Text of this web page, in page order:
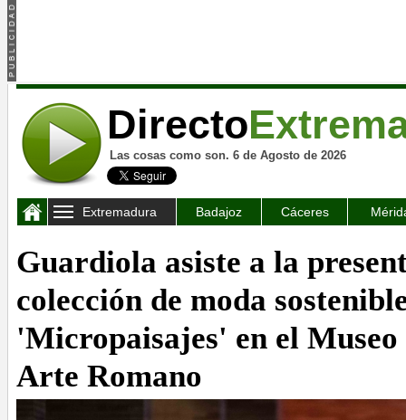
Directo
Las cosas como son. 6 de Agosto de 2026
Extremadura Badajoz Cáceres
Guardiola asiste a la
colección de moda
'Micropaisajes' en el
Arte Romano